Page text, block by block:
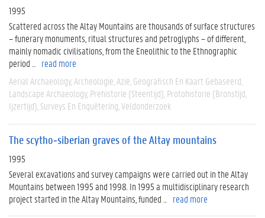
1995
Scattered across the Altay Mountains are thousands of surface structures
– funerary monuments, ritual structures and petroglyphs – of different,
mainly nomadic civilisations, from the Eneolithic to the Ethnographic
period ...
read more
Aerial Archaeology Archeologie Azië Geografisch En Kaart Gebaseerd
Landscape Archaeology Prehistorie (steentijd) Protohistorie (bronstijd,
Ijzertijd) Surveys En Enquêtering Veldonderzoek
The scytho‐siberian graves of the Altay mountains
1995
Several excavations and survey campaigns were carried out in the Altay
Mountains between 1995 and 1998. In 1995 a multidisciplinary research
project started in the Altay Mountains, funded ...
read more